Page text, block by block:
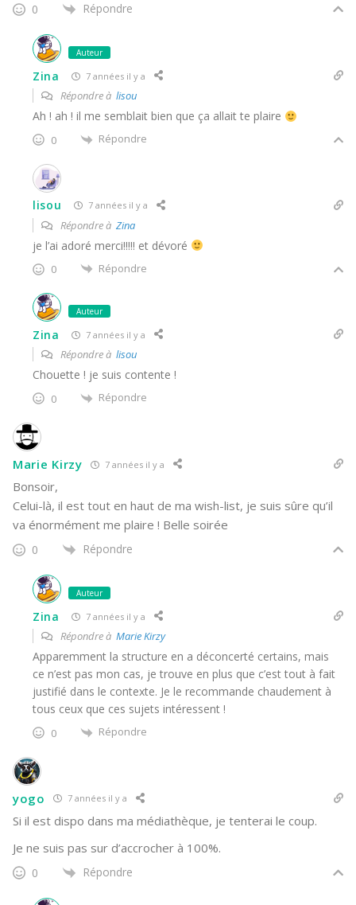
0 Répondre
Auteur
Zina 7 années il y a
Répondre à lisou
Ah ! ah ! il me semblait bien que ça allait te plaire
0 Répondre
lisou 7 années il y a
Répondre à Zina
je l’ai adoré merci!!!!! et dévoré
0 Répondre
Auteur
Zina 7 années il y a
Répondre à lisou
Chouette ! je suis contente !
0 Répondre
Marie Kirzy 7 années il y a
Bonsoir,
Celui-là, il est tout en haut de ma wish-list, je suis sûre qu’il
va énormément me plaire ! Belle soirée
0 Répondre
Auteur
Zina 7 années il y a
Répondre à Marie Kirzy
Apparemment la structure en a déconcerté certains, mais
ce n’est pas mon cas, je trouve en plus que c’est tout à fait
justifié dans le contexte. Je le recommande chaudement à
tous ceux que ces sujets intéressent !
0 Répondre
yogo 7 années il y a
Si il est dispo dans ma médiathèque, je tenterai le coup.
Je ne suis pas sur d’accrocher à 100%.
0 Répondre